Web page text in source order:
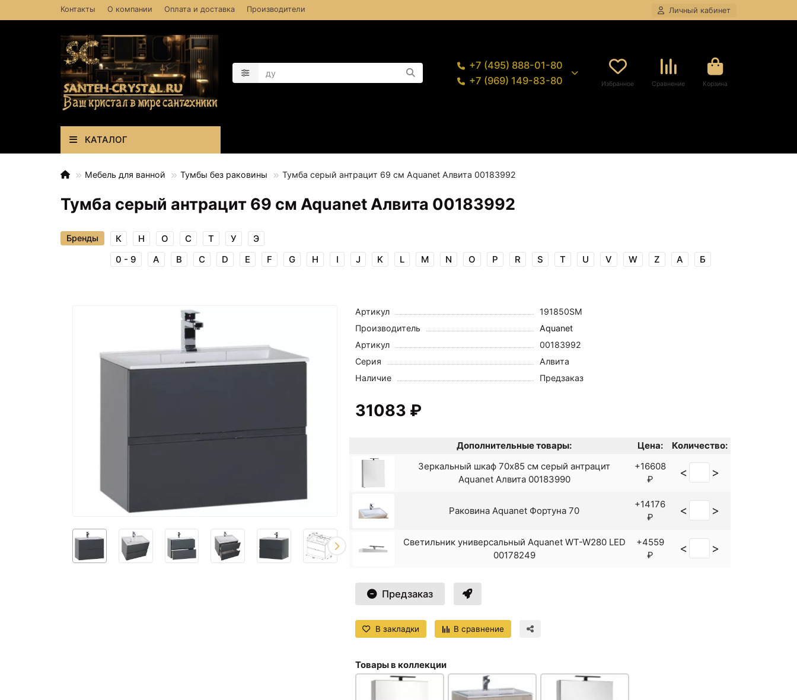
Контакты О компании Оплата и доставка Производители Личный кабинет
+7 (495) 888-01-80
+7 (969) 149-83-80
Избранное Сравнение Корзина
КАТАЛОГ
Мебель для ванной Тумбы без раковины Тумба серый антрацит 69 см Aquanet Алвита 00183992
Тумба серый антрацит 69 см Aquanet Алвита 00183992
Бренды
0 - 9 A B C D E F G H I J K L M N O P R S T U V W Z А Б
К Н О С Т У Э
Артикул
191850SM
Производитель
Aquanet
Артикул
00183992
Серия
Алвита
Наличие
Предзаказ
31083 ₽
Дополнительные товары: Цена:
Количество:
Зеркальный шкаф 70x85 см серый антрацит
Aquanet Алвита 00183990
+16608
₽
< >
Раковина Aquanet Фортуна 70
+14176
₽
< >
Светильник универсальный Aquanet WT-W280 LED
00178249
+4559
₽
< >
Предзаказ
В закладки В сравнение
Товары в коллекции